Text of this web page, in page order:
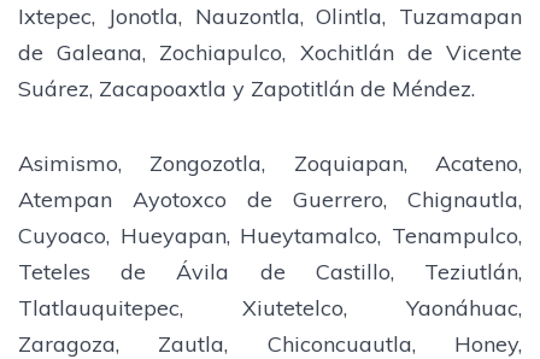
Ixtepec, Jonotla, Nauzontla, Olintla, Tuzamapan
de Galeana, Zochiapulco, Xochitlán de Vicente
Suárez, Zacapoaxtla y Zapotitlán de Méndez.
Asimismo, Zongozotla, Zoquiapan, Acateno,
Atempan Ayotoxco de Guerrero, Chignautla,
Cuyoaco, Hueyapan, Hueytamalco, Tenampulco,
Teteles de Ávila de Castillo, Teziutlán,
Tlatlauquitepec, Xiutetelco, Yaonáhuac,
Zaragoza, Zautla, Chiconcuautla, Honey,